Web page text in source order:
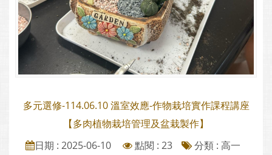
多元選修-114.06.10 溫室效應-作物栽培實作課程講座
【多肉植物栽培管理及盆栽製作】
日期 : 2025-06-10
點閱 : 23 分類 : 高一